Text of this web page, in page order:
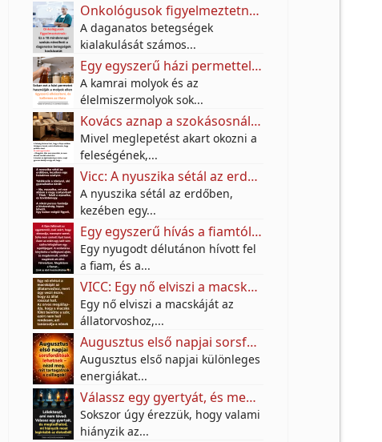
Onkológusok figyelmeztetnek: Ez a 10 mindennapi szokás növelheti a daganatos betegségek kockázatát
A daganatos betegségek
kialakulását számos...
Egy egyszerű házi permettel próbálják távol tartani a molyokat – A titok egy jól ismert fűszerben rejlik
A kamrai molyok és az
élelmiszermolyok sok...
Kovács aznap a szokásosnál jóval korábban végzett a munkában.
Mivel meglepetést akart okozni a
feleségének,...
Vicc: A nyuszika sétál az erdőben, kezében egy hatalmas szatyor.
A nyuszika sétál az erdőben,
kezében egy...
Egy egyszerű hívás a fiamtól arra késztetett, hogy meglátogassam, és többet jelentett, mint hittem
Egy nyugodt délutánon hívott fel
a fiam, és a...
VICC: Egy nő elviszi a macskáját az állatorvoshoz.
Egy nő elviszi a macskáját az
állatorvoshoz,...
Augusztus első napjai sorsfordítóak lehetnek – nézd meg, mit tartogatnak a csillagok!
Augusztus első napjai különleges
energiákat...
Válassz egy gyertyát, és megtudhatod: mi hiányzik most leginkább az életedből
Sokszor úgy érezzük, hogy valami
hiányzik az...